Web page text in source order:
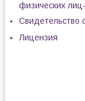
физических
Свидетельство
Лицензия